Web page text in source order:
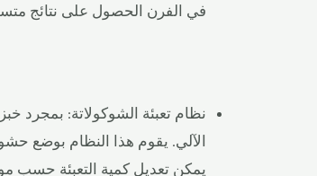
في الفرن الحصول على نتائج
نظام تعبئة الشوكولاتة: بمجرد
الآلي. يقوم هذا النظام بوضع
يمكن تعديل كمية التعبئة حسب